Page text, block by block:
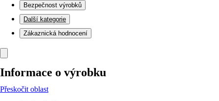
Bezpečnost výrobků
Další kategorie
Zákaznická hodnocení
Informace o výrobku
Přeskočit oblast